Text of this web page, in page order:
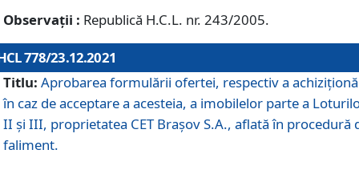
Observații : Republică H.C.L. nr. 243/2005.
778/23.12.2021
Titlu: Aprobarea formulării ofertei, respectiv a
în caz de acceptare a acesteia, a imobilelor parte a
II și III, proprietatea CET Brașov S.A., aflată în procedură
faliment.